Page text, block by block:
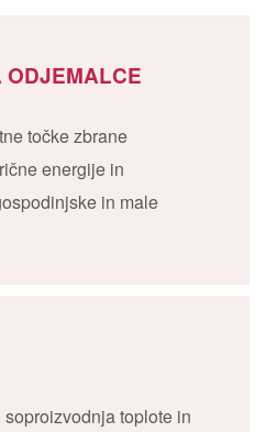
ODJEMALCE
točke zbrane
energije in
in male
toplote in